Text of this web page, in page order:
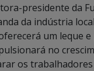
presidente da
da indústria
um leque
no
os